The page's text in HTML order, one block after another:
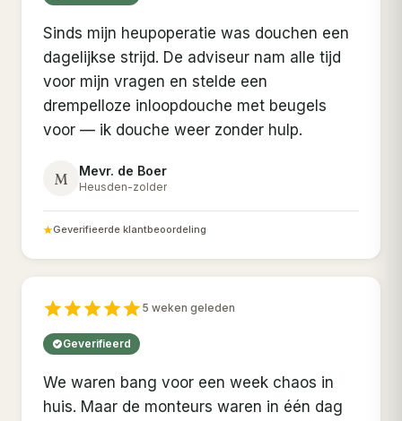
Sinds mijn heupoperatie was douchen een
dagelijkse strijd. De adviseur nam alle tijd
voor mijn vragen en stelde een
drempelloze inloopdouche met beugels
voor — ik douche weer zonder hulp.
M Mevr. de Boer
Heusden-zolder
Geverifieerde klantbeoordeling
5 weken geleden
Geverifieerd
We waren bang voor een week chaos in
huis. Maar de monteurs waren in één dag